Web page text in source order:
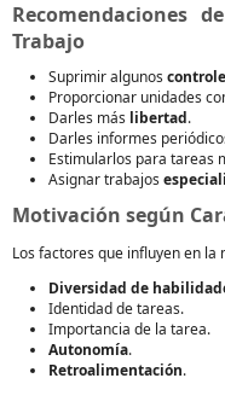
Recomendaciones
Trabajo
Suprimir algunos
Proporcionar unidades
Darles más libertad.
Darles informes
Estimularlos para tareas
Asignar trabajos
Motivación según
Los factores que influyen en la
Diversidad de
Identidad de tareas.
Importancia de la tarea.
Autonomía.
Retroalimentación.